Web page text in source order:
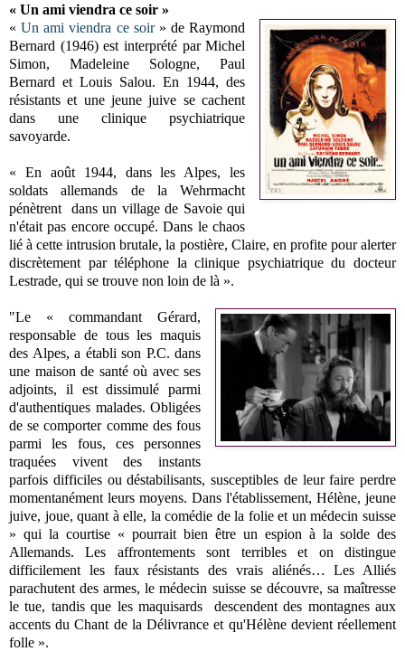
« Un ami viendra ce soir »
«Un ami viendra ce soir» de Raymond
Bernard (1946) est interprété par Michel
Simon, Madeleine Sologne, Paul
Bernard et Louis Salou. En 1944, des
résistants et une jeune juive se cachent
dans une clinique psychiatrique
savoyarde.
« En août 1944, dans les Alpes, les
soldats allemands de la Wehrmacht
pénètrent dans un village de Savoie qui
n'était pas encore occupé. Dans le chaos
lié à cette intrusion brutale, la postière, Claire, en profite pour alerter
discrètement par téléphone la clinique psychiatrique du docteur
Lestrade, qui se trouve non loin de là ».
"Le « commandant Gérard,
responsable de tous les maquis
des Alpes, a établi son P.C. dans
une maison de santé où avec ses
adjoints, il est dissimulé parmi
d'authentiques malades. Obligées
de se comporter comme des fous
parmi les fous, ces personnes
traquées vivent des instants
parfois difficiles ou déstabilisants, susceptibles de leur faire perdre
momentanément leurs moyens. Dans l'établissement, Hélène, jeune
juive, joue, quant à elle, la comédie de la folie et un médecin suisse
» qui la courtise « pourrait bien être un espion à la solde des
Allemands. Les affrontements sont terribles et on distingue
difficilement les faux résistants des vrais aliénés… Les Alliés
parachutent des armes, le médecin suisse se découvre, sa maîtresse
le tue, tandis que les maquisards descendent des montagnes aux
accents du Chant de la Délivrance et qu'Hélène devient réellement
folle ».